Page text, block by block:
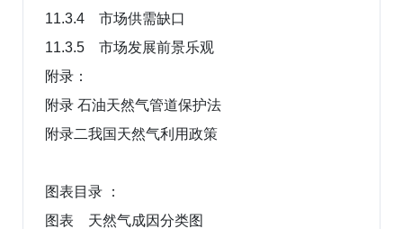
11.3.4 市场供需缺口
11.3.5 市场发展前景乐观
附录：
附录 石油天然气管道保护法
附录二我国天然气利用政策
图表目录 ：
图表 天然气成因分类图